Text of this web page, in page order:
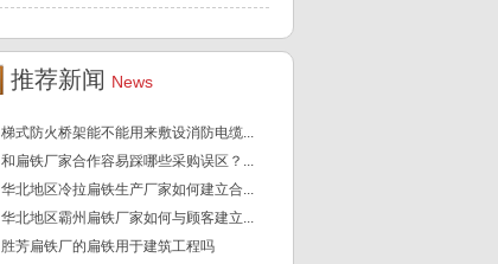
推荐新闻 News
梯式防火桥架能不能用来敷设消防电缆...
和扁铁厂家合作容易踩哪些采购误区？...
华北地区冷拉扁铁生产厂家如何建立合...
华北地区霸州扁铁厂家如何与顾客建立...
胜芳扁铁厂的扁铁用于建筑工程吗